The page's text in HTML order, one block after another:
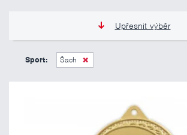
Upřesnit výběr
Pouze skladem
12 Kč
Sport: Šach